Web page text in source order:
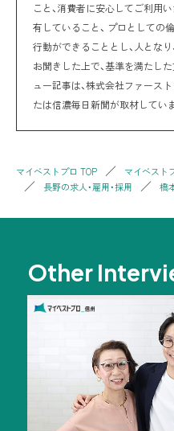
こと、消費者に安心してご利用
有していること、 プロとしての
行動ができることとし、人とな
お聞きした上で、基準を満たし
ュー記事は、株式会社ファース
たは信濃毎日新聞が取材してい
マイベストプロ TOP マイベスト
長野の求人・雇用・採用
橋
Other